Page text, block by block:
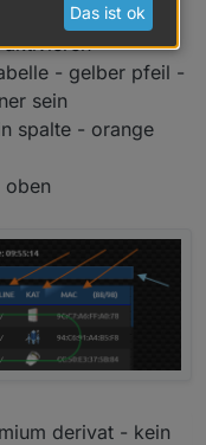
kann einen
- gelber pfeil -
sein
spalte - orange
derivat - kein
Das ist ok